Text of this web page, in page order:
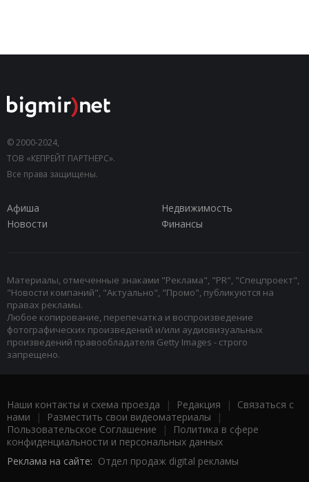
© 2000-2024,
ТОВ «КЕПРЕЙТ ПАРТНЕРС».
Все права защищены.
Афиша
Недвижимость
Новости
Финансы
Материалы, отмеченные знаками "Реклама", "PR", "Спецпроект",
"Новости компаний", "Актуально", "Промо", публикуются на
правах рекламы.
Любое копирование, перепечатка и воспроизведение
фотографических произведений и/или аудиовизуальных
произведений правообладателя Getty Images - строго
запрещено.
Наши контакты и схема проезда | Редакция | Связаться с
нами | Разместить свои видеоматериалы |
Пользовательское Соглашение |
Политика в сфере
конфиденциальности и персональных данных
Реклама на сайте: Отдел продаж digital рекламы